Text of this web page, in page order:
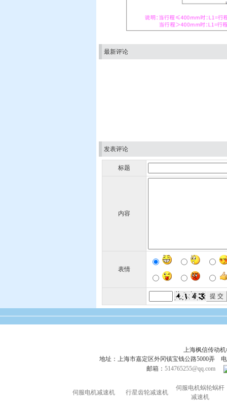
最新评论
发表评论
标题
内容
表情
上海枫信传动
地址：上海市嘉定区外冈镇宝钱公路5000弄 电
邮箱：514765255@qq.com
伺服电机减速机 行星齿轮减速机
伺服电机蜗轮蜗杆
减速机